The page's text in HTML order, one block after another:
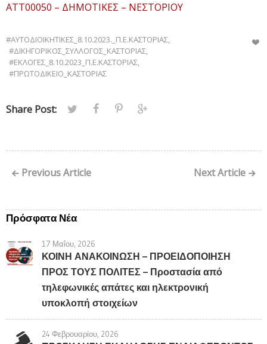
ATT00050 – ΔΗΜΟΤΙΚΕΣ – ΝΕΣΤΟΡΙΟΥ
#ΑΥΤΟΔΙΟΙΚΗΤΙΚΕΣ_8.10.2023._Π.Ε.ΚΑΣΤΟΡΙΑΣ,
#ΔΙΚΗΓΟΡΙΚΟΣ_ΣΥΛΛΟΓΟΣ_ΚΑΣΤΟΡΙΑΣ,
#ΕΚΛΟΓΕΣ_8.10.2023_Π.Ε.ΚΑΣΤΟΡΙΑΣ,
#ΠΡΩΤΟΔΙΚΕΙΟ_ΚΑΣΤΟΡΙΑΣ
Share Post:
Previous Article Next Article
Πρόσφατα Νέα
17 Μαΐου, 2026
ΚΟΙΝΗ ΑΝΑΚΟΙΝΩΣΗ – ΠΡΟΕΙΔΟΠΟΙΗΣΗ
ΠΡΟΣ ΤΟΥΣ ΠΟΛΙΤΕΣ – Προστασία από
τηλεφωνικές απάτες και ηλεκτρονική
υποκλοπή στοιχείων
24 Φεβρουαρίου, 2026